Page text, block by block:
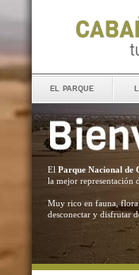
el parque
El Parque Nacional de
la mejor representación
Muy rico en fauna, flora
desconectar y disfrutar